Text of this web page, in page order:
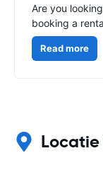
Are you
booking a
Read more